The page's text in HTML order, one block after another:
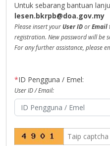
Untuk sebarang bantuan
lesen.bkrpb@doa.gov.my
Please insert yourUser IDorEmail
registration. New password will be
For any further assistance, please
*ID Pengguna / Emel:
User ID / Email: